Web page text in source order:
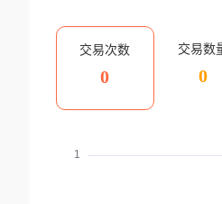
交易次数
0
交易数
0